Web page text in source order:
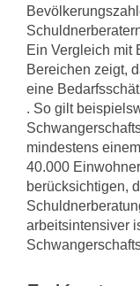
Ein Vergleich mit
Bereichen zeigt,
eine
. So gilt
mindestens
40.000
berücksichtigen,
arbeitsintensiver